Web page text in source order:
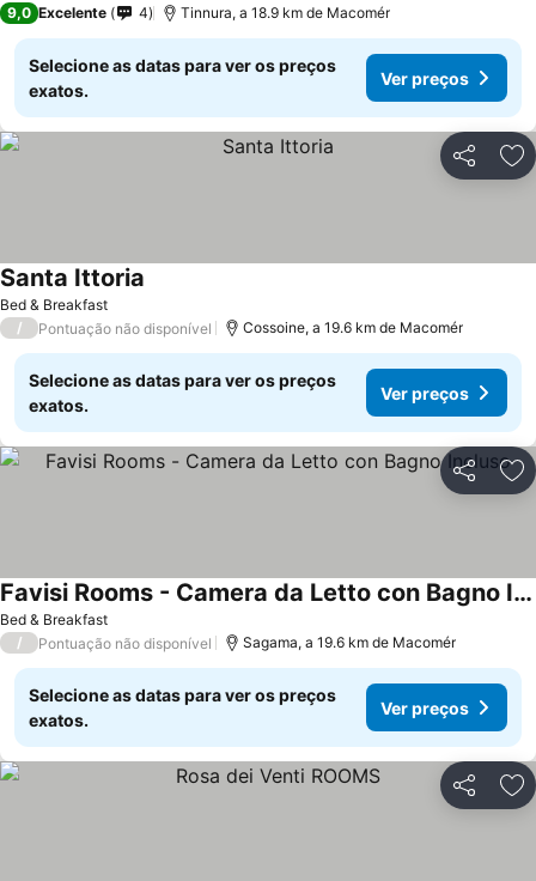
9,0 Excelente 4 Tinnura, a 18.9 km de Macomér
Selecione as datas para ver os preços
exatos.
Ver preços
Partilhar
Bed & Breakfast
Santa Ittoria
/ Pontuação não disponível Cossoine, a 19.6 km de Macomér
Selecione as datas para ver os preços
exatos.
Ver preços
Partilhar
Bed & Breakfast
Favisi Rooms - Camera da Letto con Bagno Incluso
/ Pontuação não disponível Sagama, a 19.6 km de Macomér
Selecione as datas para ver os preços
exatos.
Ver preços
Partilhar